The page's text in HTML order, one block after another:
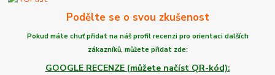
Podělte se o svou zkušenost
Pokud máte chuťpřidat na náš profil recenzi pro orientaci dalších
zákazníků, můžete přidat zde:
GOOGLE RECENZE (můžete načíst QR-kód):